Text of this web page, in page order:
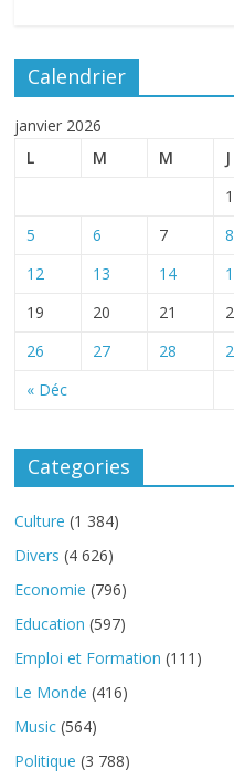
Calendrier
janvier 2026
L
M M J
« Déc
1
5
6 7 8
12
13 14
19
20 21
26
27 28
Categories
Culture (1 384)
Divers (4 626)
Economie (796)
Education (597)
Emploi et Formation (111)
Le Monde (416)
Music (564)
Politique (3 788)